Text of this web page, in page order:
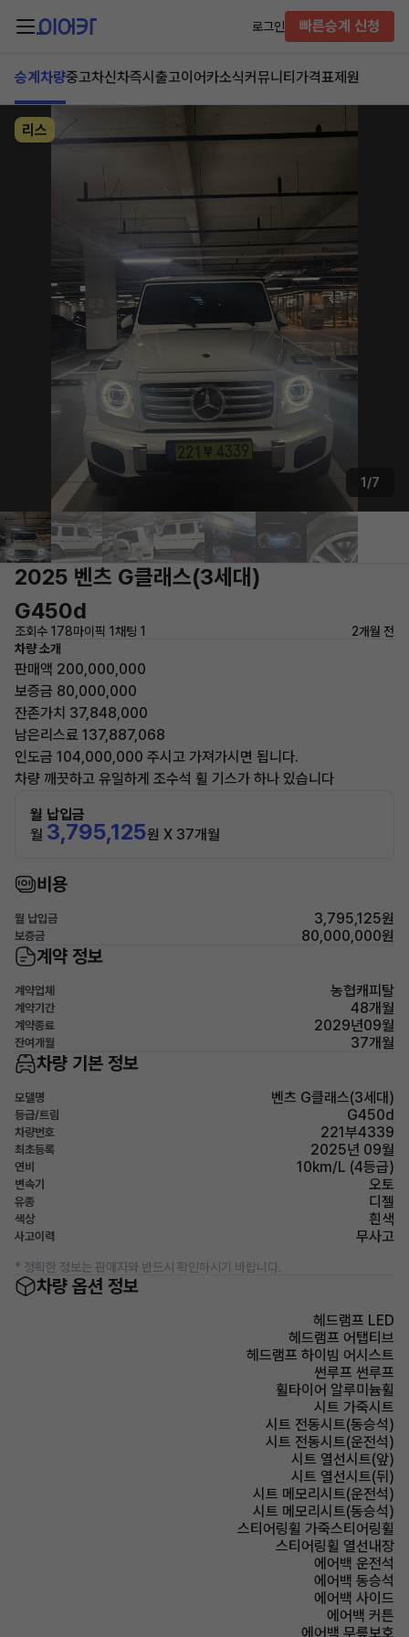
로그인 빠른승계 신청
승계차량중고차신차즉시출고이어카소식커뮤니티 가격표제원
리스
1/7
2025 벤츠 G클래스(3세대)
G450d
조회수 178마이픽 1채팅 1
2개월 전
차량 소개
판매액 200,000,000
보증금 80,000,000
잔존가치 37,848,000
남은리스료 137,887,068
인도금 104,000,000 주시고 가져가시면 됩니다.
차량 깨끗하고 유일하게 조수석 휠 기스가 하나 있습니다
월 납입금
월 3,795,125원 X 37개월
비용
월 납입금 3,795,125원
보증금 80,000,000원
계약 정보
계약업체 농협캐피탈
계약기간 48개월
계약종료 2029년09월
잔여개월 37개월
차량 기본 정보
모델명 벤츠 G클래스(3세대)
등급/트림 G450d
차량번호 221부4339
최초등록 2025년 09월
연비 10km/L (4등급)
변속기 오토
유종 디젤
색상 흰색
사고이력 무사고
* 정확한 정보는 판매자와 반드시 확인하시기 바랍니다.
차량 옵션 정보
헤드램프 LED
헤드램프 어탭티브
헤드램프 하이빔 어시스트
썬루프 썬루프
휠타이어 알루미늄휠
시트 가죽시트
시트 전동시트(동승석)
시트 전동시트(운전석)
시트 열선시트(앞)
시트 열선시트(뒤)
시트 메모리시트(운전석)
시트 메모리시트(동승석)
스티어링휠 가죽스티어링휠
스티어링휠 열선내장
에어백 운전석
에어백 동승석
에어백 사이드
에어백 커튼
에어백 무릎보호